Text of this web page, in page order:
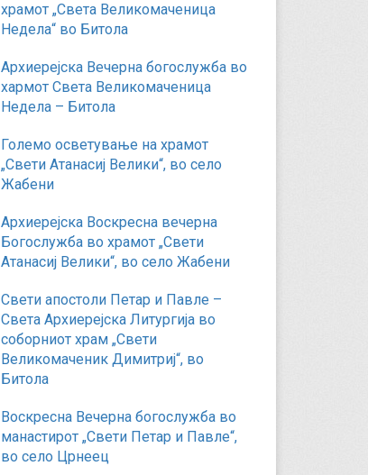
храмот „Света Великомаченица
Недела“ во Битола
Архиерејска Вечерна богослужба во
хармот Света Великомаченица
Недела – Битола
Големо осветување на храмот
„Свети Атанасиј Велики“, во село
Жабени
Архиерејска Воскресна вечерна
Богослужба во храмот „Свети
Атанасиј Велики“, во село Жабени
Свети апостоли Петар и Павле –
Света Архиерејска Литургија во
соборниот храм „Свети
Великомаченик Димитриј“, во
Битола
Воскресна Вечерна богослужба во
манастирот „Свети Петар и Павле“,
во село Црнеец